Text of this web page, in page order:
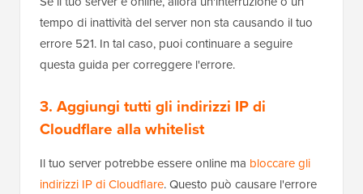
tempo di inattività del server non sta causando il tuo
errore 521. In tal caso, puoi continuare a seguire
questa guida per correggere l'errore.
3. Aggiungi tutti gli indirizzi IP di
Cloudflare alla whitelist
Il tuo server potrebbe essere online ma bloccare gli
indirizzi IP di Cloudflare. Questo può causare l'errore